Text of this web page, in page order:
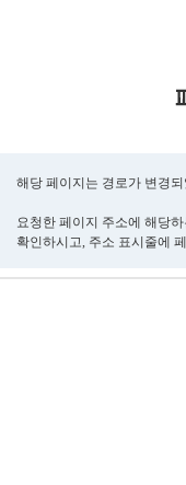
해당 페이지는 경로가 변경
요청한 페이지 주소에 해당
확인하시고, 주소 표시줄에